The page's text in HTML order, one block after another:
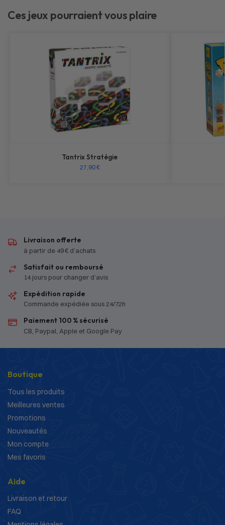
Ces jeux pourraient vous plaire
Tantrix Stratégie
27,90€
Livraison offerte
à partir de 49 € d’achats
Satisfait ou remboursé
14 jours pour changer d’avis
Expédition rapide
Commande expédiée sous 24/72h
Paiement 100 % sécurisé
CB, Paypal, Apple et Google Pay
Boutique
Tous les produits
Meilleures ventes
Promotions
Nouveautés
Mon compte
Mes favoris
Aide
Livraison et retour
FAQ